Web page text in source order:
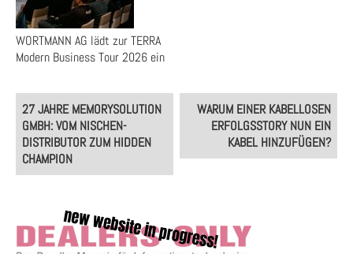
WORTMANN AG lädt zur TERRA
Modern Business Tour 2026 ein
Post
navigation
27 JAHRE MEMORYSOLUTION
GMBH: VOM NISCHEN-
DISTRIBUTOR ZUM HIDDEN
CHAMPION
WARUM EINER KABELLOSEN
ERFOLGSSTORY NUN EIN
KABEL HINZUFÜGEN?